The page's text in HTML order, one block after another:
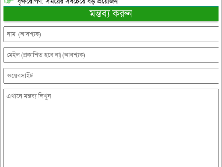
মন্তব্য করুন